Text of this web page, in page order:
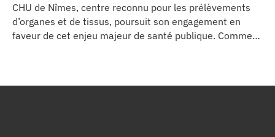
CHU de Nîmes, centre reconnu pour les prélèvements
d’organes et de tissus, poursuit son engagement en
faveur de cet enjeu majeur de santé publique. Comme